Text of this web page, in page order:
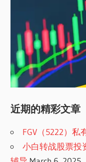
近期的精彩文章
FGV（5222）私
小白转战股票投